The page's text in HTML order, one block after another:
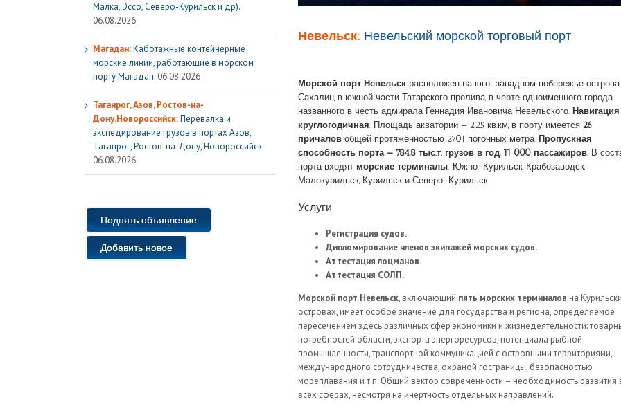
Невельск: Невельский морской торговый порт
Морской порт Невельск расположен на юго-западном побережье острова
Сахалин, в южной части Татарского пролива, в черте одноименного города,
названного в честь адмирала Геннадия Ивановича Невельского. Навигация
круглогодичная . Площадь акватории — 2,25 кв.км, в порту имеется 26
причалов общей протяжённостью 2701 погонных метра. Пропускная
способность порта — 784,8 тыс.т. грузов в год, 11 000 пассажиров . В
порта входят морские терминалы: Южно-Курильск, Крабозаводск,
Малокурильск, Курильск и Северо-Курильск.
Услуги
Регистрация судов.
Дипломирование членов экипажей морских судов.
Аттестация лоцманов.
Аттестация СОЛП.
Морской порт Невельск, включающий пять морских терминалов на
островах, имеет особое значение для государства и региона, определяемое
пересечением здесь различных сфер экономики и жизнедеятельности:
потребностей области, экспорта энергоресурсов, потенциала рыбной
промышленности, транспортной коммуникацией с островными территориями,
международного сотрудничества, охраной госграницы, безопасностью
мореплавания и т.п. Общий вектор современности – необходимость развития
всех сферах, несмотря на инертность отдельных направлений.
Малка, Эссо, Северо-Курильск и др).
06.08.2026
Магадан:Каботажные контейнерные
морские линии, работающие в морском
порту Магадан. 06.08.2026
Таганрог, Азов, Ростов-на-
Дону.Новороссийск:Перевалка и
экспедирование грузов в портах Азов,
Таганрог, Ростов-на-Дону, Новороссийск.
06.08.2026
Поднять объявление
Добавить новое